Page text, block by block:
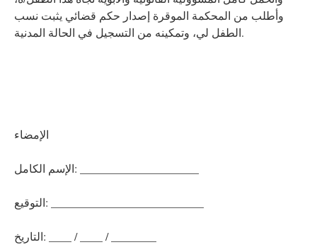
وأطلب من المحكمة الموقرة إصدار حكم قضائي يثبت نسب
الطفل لي، وتمكينه من التسجيل في الحالة المدنية.
الإمضاء
الإسم الكامل: _____________________
التوقيع: ___________________________
التاريخ: ____ / ____ / ________